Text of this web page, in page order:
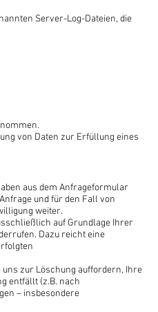
Server-Log-Dateien, die
von Daten zur Erfüllung eines
aus dem Anfrageformular
und für den Fall von
weiter.
auf Grundlage Ihrer
Dazu reicht eine
uns zur Löschung auffordern, Ihre
entfällt (z.B. nach
– insbesondere